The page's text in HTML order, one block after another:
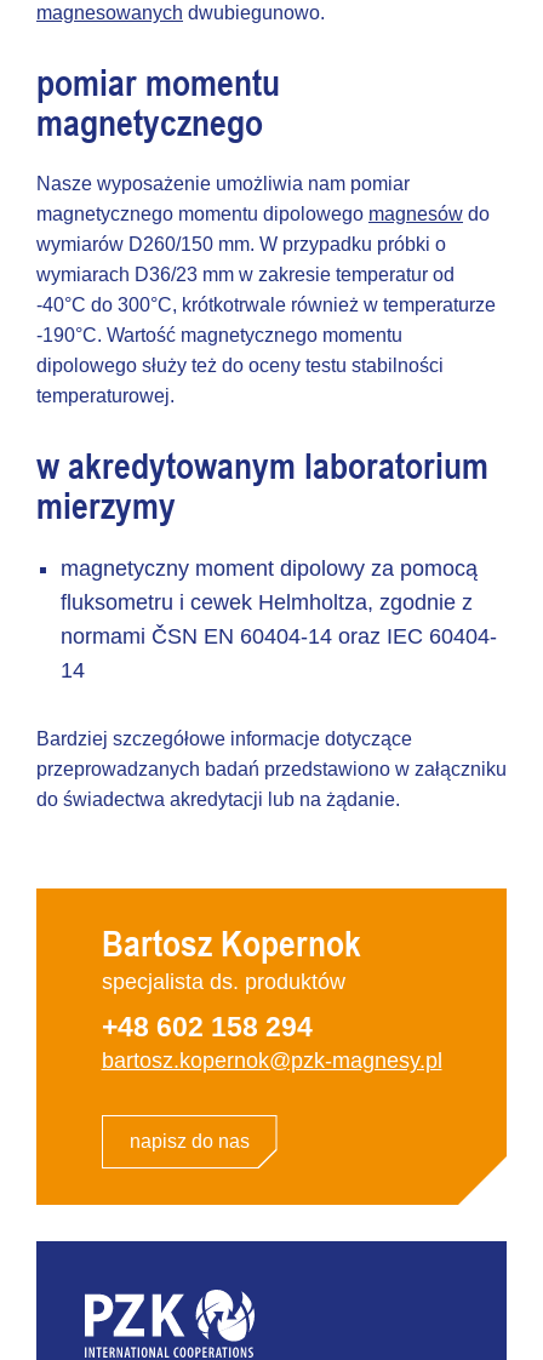
magnesowanych dwubiegunowo.
pomiar momentu
magnetycznego
Nasze wyposażenie umożliwia nam pomiar
magnetycznego momentu dipolowego magnesów do
wymiarów D260/150 mm. W przypadku próbki o
wymiarach D36/23 mm w zakresie temperatur od
-40°C do 300°C, krótkotrwale również w temperaturze
-190°C. Wartość magnetycznego momentu
dipolowego służy też do oceny testu stabilności
temperaturowej.
w akredytowanym laboratorium
mierzymy
magnetyczny moment dipolowy za pomocą
fluksometru i cewek Helmholtza, zgodnie z
normami ČSN EN 60404-14 oraz IEC 60404-
14
Bardziej szczegółowe informacje dotyczące
przeprowadzanych badań przedstawiono w załączniku
do świadectwa akredytacji lub na żądanie.
Bartosz Kopernok
specjalista ds. produktów
+48 602 158 294
bartosz.kopernok@pzk-magnesy.pl
napisz do nas